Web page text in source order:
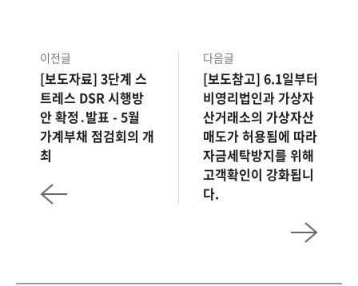
이전글
[보도자료] 3단계 스
트레스 DSR 시행방
안 확정․발표 - 5월
가계부채 점검회의 개
최
다음글
[보도참고] 6.1일부터
비영리법인과 가상자
산거래소의 가상자산
매도가 허용됨에 따라
자금세탁방지를 위해
고객확인이 강화됩니
다.